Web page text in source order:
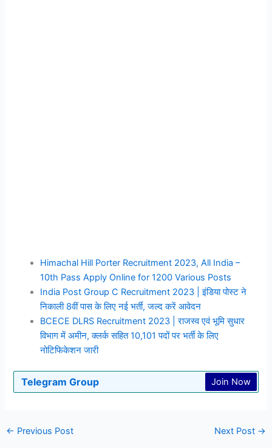
Himachal Hill Porter Recruitment 2023, All India –
10th Pass Apply Online for 1200 Various Posts
India Post Group C Recruitment 2023 | इंडिया पोस्ट ने
निकाली 8वीं पास के लिए नई भर्ती, जल्द करें आवेदन
BCECE DLRS Recruitment 2023 | राजस्व एवं भूमि सुधार
विभाग में अमीन, क्लर्क सहित 10,101 पदों पर भर्ती के लिए
नोटिफिकेशन जारी
Telegram Group Join Now
← Previous Post Next Post →